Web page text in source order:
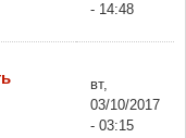
- 14:48
вт,
03/10/2017
- 03:15